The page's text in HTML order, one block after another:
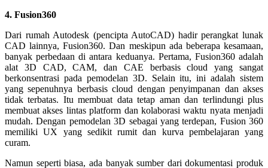
4. Fusion360
Dari rumah Autodesk (pencipta AutoCAD) hadir perangkat lunak
CAD lainnya, Fusion360. Dan meskipun ada beberapa kesamaan,
banyak perbedaan di antara keduanya. Pertama, Fusion360 adalah
alat 3D CAD, CAM, dan CAE berbasis cloud yang sangat
berkonsentrasi pada pemodelan 3D. Selain itu, ini adalah sistem
yang sepenuhnya berbasis cloud dengan penyimpanan dan akses
tidak terbatas. Itu membuat data tetap aman dan terlindungi plus
membuat akses lintas platform dan kolaborasi waktu nyata menjadi
mudah. Dengan pemodelan 3D sebagai yang terdepan, Fusion 360
memiliki UX yang sedikit rumit dan kurva pembelajaran yang
curam.
Namun seperti biasa, ada banyak sumber dari dokumentasi produk